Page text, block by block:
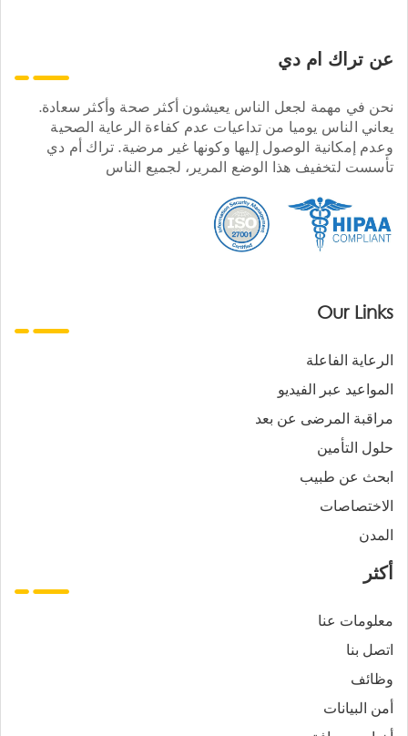
عن تراك ام دي
نحن في مهمة لجعل الناس يعيشون أكثر صحة وأكثر سعادة.
يعاني الناس يوميا من تداعيات عدم كفاءة الرعاية الصحية
وعدم إمكانية الوصول إليها وكونها غير مرضية. تراك أم دي
تأسست لتخفيف هذا الوضع المرير، لجميع الناس
Our Links
الرعاية الفاعلة
المواعيد عبر الفيديو
مراقبة المرضى عن بعد
حلول التأمين
ابحث عن طبيب
الاختصاصات
المدن
أكثر
معلومات عنا
اتصل بنا
وظائف
أمن البيانات